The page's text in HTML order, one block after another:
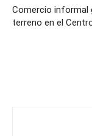
Comercio informal
terreno en el